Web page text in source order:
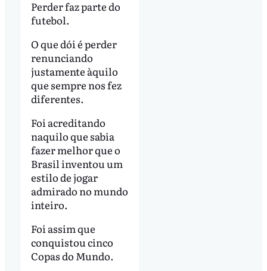
Perder faz parte do
futebol.
O que dói é perder
renunciando
justamente àquilo
que sempre nos fez
diferentes.
Foi acreditando
naquilo que sabia
fazer melhor que o
Brasil inventou um
estilo de jogar
admirado no mundo
inteiro.
Foi assim que
conquistou cinco
Copas do Mundo.